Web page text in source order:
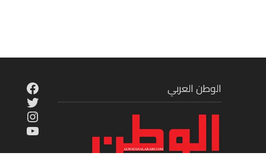
Twitter
YouTube
الوطن العربي